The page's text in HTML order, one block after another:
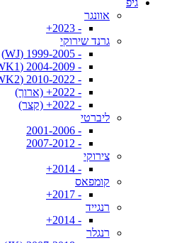
גיפ
אוונגר
- 2023+
גרנד שירוקי
- 1999-2005 (WJ)
- 2004-2009 (WK1)
- 2010-2022 (WK2)
- 2022+ (ארוך)
- 2022+ (קצר)
ליברטי
- 2001-2006
- 2007-2012
צירוקי
- 2014+
קומפאס
- 2017+
רנגייד
- 2014+
רנגלר